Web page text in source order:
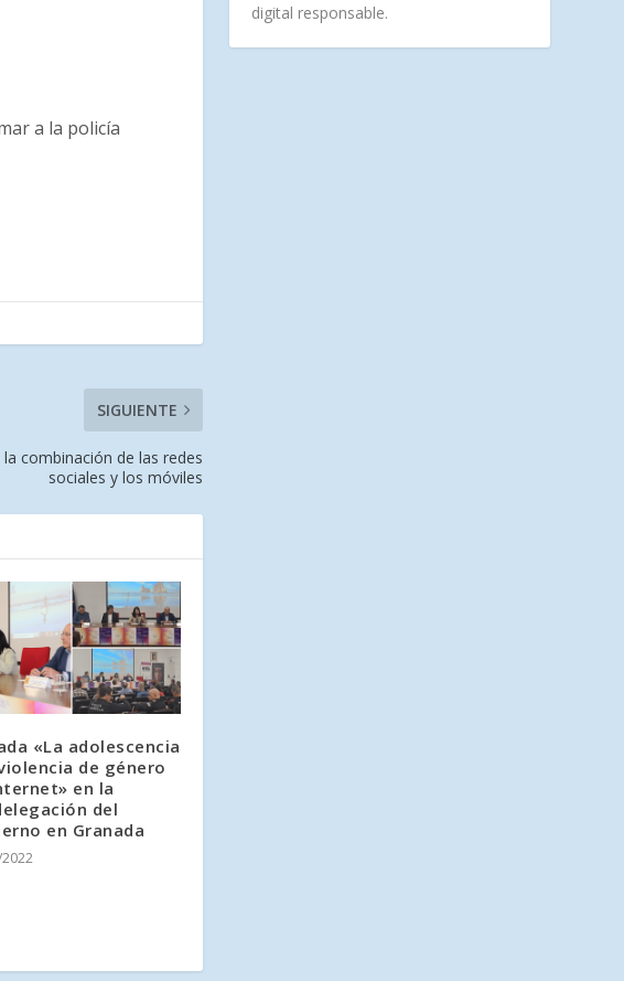
a la policía
SIGUIENTE
combinación de las redes
sociales y los móviles
«La adolescencia
de género
en la
del
en Granada
digital responsable.